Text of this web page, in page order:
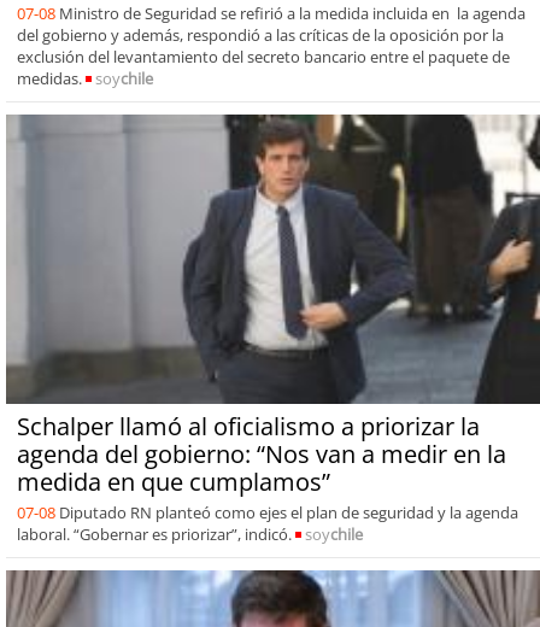
07-08 Ministro de Seguridad se refirió a la medida incluida en la agenda
del gobierno y además, respondió a las críticas de la oposición por la
exclusión del levantamiento del secreto bancario entre el paquete de
medidas.
soychile
Schalper llamó al oficialismo a priorizar la
agenda del gobierno: “Nos van a medir en la
medida en que cumplamos”
07-08 Diputado RN planteó como ejes el plan de seguridad y la agenda
laboral. “Gobernar es priorizar”, indicó.
soychile